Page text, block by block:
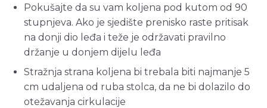
Pokušajte da su vam koljena pod kutom od 90
stupnjeva. Ako je sjedište prenisko raste pritisak
na donji dio leđa i teže je održavati pravilno
držanje u donjem dijelu leđa
Stražnja strana koljena bi trebala biti najmanje 5
cm udaljena od ruba stolca, da ne bi dolazilo do
otežavanja cirkulacije